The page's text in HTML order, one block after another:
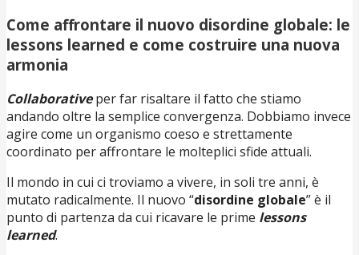
Come affrontare il nuovo disordine globale: le
lessons learned e come costruire una nuova
armonia
Collaborativeper far risaltare il fatto che stiamo
andando oltre la semplice convergenza. Dobbiamo invece
agire come un organismo coeso e strettamente
coordinato per affrontare le molteplici sfide attuali.
Il mondo in cui ci troviamo a vivere, in soli tre anni, è
mutato radicalmente. Il nuovo “disordine globale” è il
punto di partenza da cui ricavare le prime lessons
learned.